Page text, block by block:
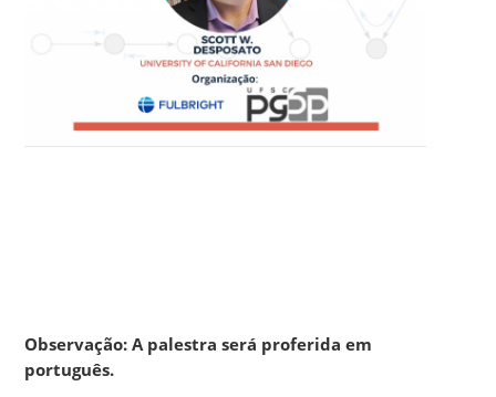
Observação: A palestra será proferida em
português.